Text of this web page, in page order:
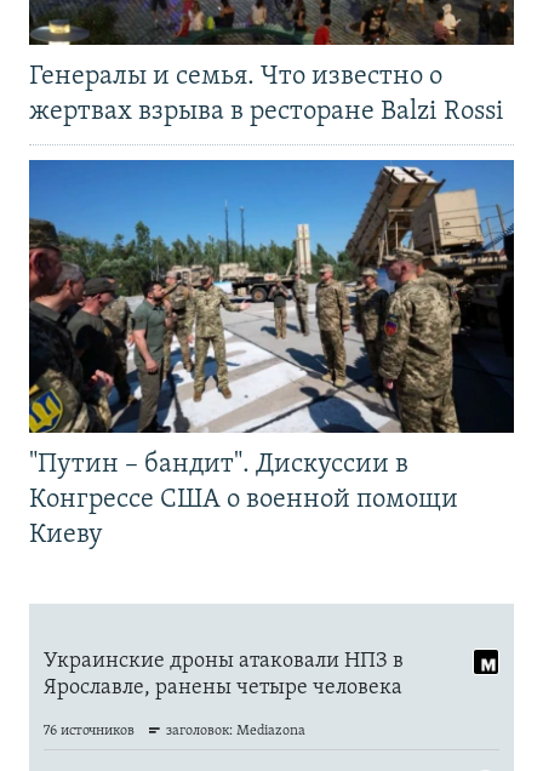
Генералы и семья. Что известно о
жертвах взрыва в ресторане Balzi Rossi
"Путин – бандит". Дискуссии в
Конгрессе США о военной помощи
Киеву